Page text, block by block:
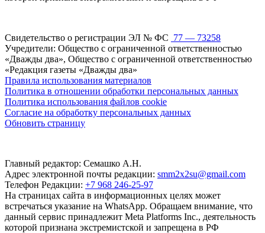
Свидетельство о регистрации ЭЛ № ФС 77 — 73258
Учредители: Общество с ограниченной ответственностью
«Дважды два», Общество с ограниченной ответственностью
«Редакция газеты «Дважды два»
Правила использования материалов
Политика в отношении обработки персональных данных
Политика использования файлов cookie
Согласие на обработку персональных данных
Обновить страницу
Главный редактор: Семашко А.Н.
Адрес электронной почты редакции: smm2x2su@gmail.com
Телефон Редакции: +7 968 246-25-97
На страницах сайта в информационных целях может
встречаться указание на WhatsApp. Обращаем внимание, что
данный сервис принадлежит Meta Platforms Inc., деятельность
которой признана экстремистской и запрещена в РФ